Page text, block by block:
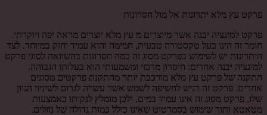
פרקט עץ מלא יתרונות אל מול חסרונות
פרקט למינציה יבנה אשר מיוצרים מ עץ מלא יוצרים מראה יפה ויוקרתי.
חומר זה הינו בעל טקסטורה טבעית, חמימה והוא עמיד וחזק במיוחד. לצד
היתרונות יש לשימוש בפרקט מסוג זה כמה חסרונות בהשוואה לסוגי פרקט
למינציה יבנה אחרים: חיסרון מרכזי ומשמעותי הוא בעלותו הגבוהה.
התקנה של פרקט עץ מלא מורכבת יותר מהתקנת פרקטים מסוגים
אחרים. פרקט זה רגיש לחשיפה לשמש אשר עשויה לגרום לשיניוי הגוון
שלו, פרקט מסוג זה אינו עמיד במים, ולכן מומלץ לנקותו באמצעות
מטאטא ותוך שימוש בסמרטוט שאינו כולל כמות גדולה של נוזלים.